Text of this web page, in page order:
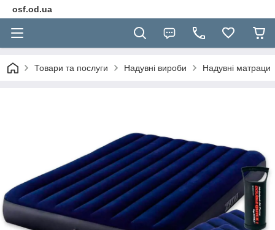
osf.od.ua
Товари та послуги Надувні вироби Надувні матраци